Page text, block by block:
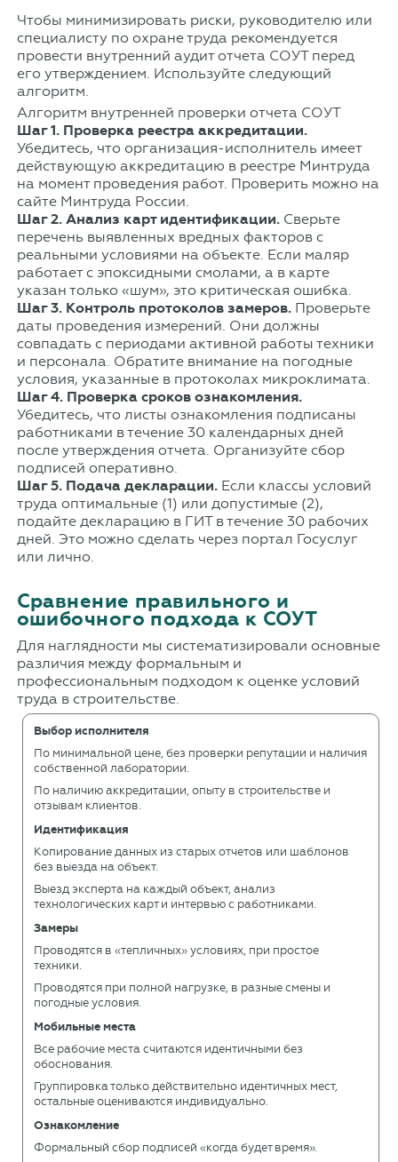
Чтобы минимизировать риски, руководителю или
специалисту по охране труда рекомендуется
провести внутренний аудит отчета СОУТ перед
его утверждением. Используйте следующий
алгоритм.
Алгоритм внутренней проверки отчета СОУТ
Шаг 1. Проверка реестра аккредитации.
Убедитесь, что организация-исполнитель имеет
действующую аккредитацию в реестре Минтруда
на момент проведения работ. Проверить можно на
сайте Минтруда России.
Шаг 2. Анализ карт идентификации.Сверьте
перечень выявленных вредных факторов с
реальными условиями на объекте. Если маляр
работает с эпоксидными смолами, а в карте
указан только «шум», это критическая ошибка.
Шаг 3. Контроль протоколов замеров.Проверьте
даты проведения измерений. Они должны
совпадать с периодами активной работы техники
и персонала. Обратите внимание на погодные
условия, указанные в протоколах микроклимата.
Шаг 4. Проверка сроков ознакомления.
Убедитесь, что листы ознакомления подписаны
работниками в течение 30 календарных дней
после утверждения отчета. Организуйте сбор
подписей оперативно.
Шаг 5. Подача декларации.Если классы условий
труда оптимальные (1) или допустимые (2),
подайте декларацию в ГИТ в течение 30 рабочих
дней. Это можно сделать через портал Госуслуг
или лично.
Сравнение правильного и
ошибочного подхода к СОУТ
Для наглядности мы систематизировали основные
различия между формальным и
профессиональным подходом к оценке условий
труда в строительстве.
Выбор исполнителя
По минимальной цене, без проверки репутации и наличия
собственной лаборатории.
По наличию аккредитации, опыту в строительстве и
отзывам клиентов.
Идентификация
Копирование данных из старых отчетов или шаблонов
без выезда на объект.
Выезд эксперта на каждый объект, анализ
технологических карт и интервью с работниками.
Замеры
Проводятся в «тепличных» условиях, при простое
техники.
Проводятся при полной нагрузке, в разные смены и
погодные условия.
Мобильные места
Все рабочие места считаются идентичными без
обоснования.
Группировка только действительно идентичных мест,
остальные оцениваются индивидуально.
Ознакомление
Формальный сбор подписей «когда будет время».